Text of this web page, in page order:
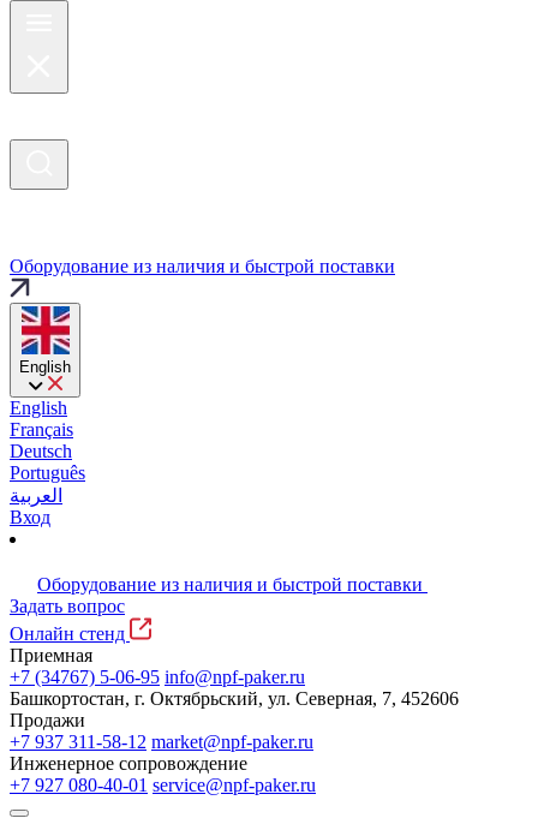
Оборудование из наличия и быстрой поставки
English
English
Français
Deutsch
Português
العربية
Вход
Оборудование из наличия и быстрой поставки
Задать вопрос
Онлайн стенд
Приемная
+7 (34767) 5-06-95 info@npf-paker.ru
Башкортостан, г. Октябрьский, ул. Северная, 7, 452606
Продажи
+7 937 311-58-12 market@npf-paker.ru
Инженерное сопровождение
+7 927 080-40-01 service@npf-paker.ru